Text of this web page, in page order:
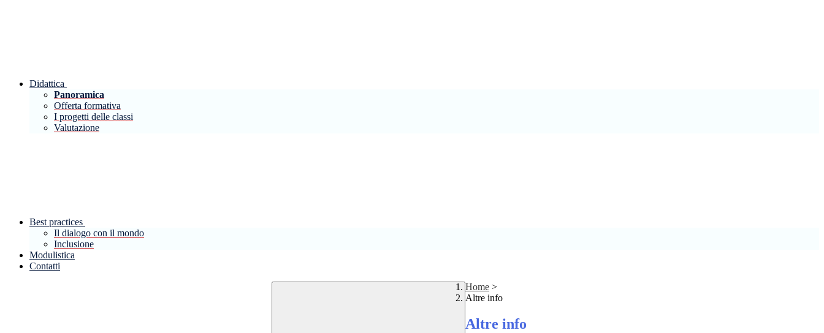
Didattica
Panoramica
Offerta formativa
I progetti delle classi
Valutazione
Best practices
Il dialogo con il mondo
Inclusione
Modulistica
Contatti
Home >
Altre info
Altre info